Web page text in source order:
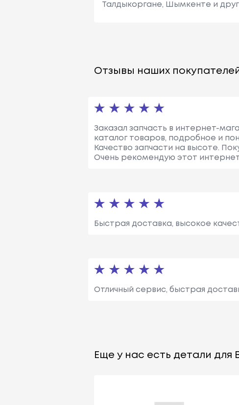
Талдыкоргане, Шымкенте и
Отзывы наших
Заказал запчасть в интернет-
каталог товаров, подробное и
Качество запчасти на высоте.
Очень рекомендую этот
Быстрая доставка, высокое
Отличный сервис, быстрая
Еще у нас есть детали для